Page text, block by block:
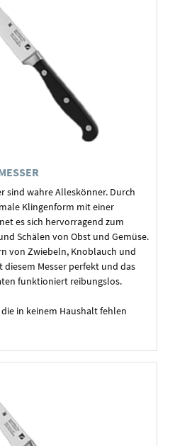
sind wahre Alleskönner. Durch
Klingenform mit einer
es sich hervorragend zum
Schälen von Obst und Gemüse.
von Zwiebeln, Knoblauch und
Messer perfekt und das
funktioniert reibungslos.
in keinem Haushalt fehlen